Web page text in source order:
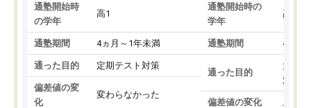
通塾開始時
の学年
高1
通塾期間 4ヵ月～1年未満
通った目的 定期テスト対策
偏差値の変
化
変わらなかった
通塾開始時の
学年
高3
通塾期間 4ヵ月
通った目的
大学
対策
偏差値の変化